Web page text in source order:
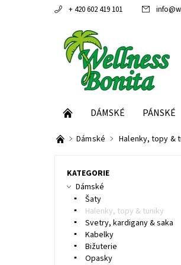
+ 420 602 419 101 info@
DÁMSKÉ PÁNSKÉ
Dámské Halenky, topy &
KATEGORIE
Dámské
Šaty
Halenky, topy & tuniky
Svetry, kardigany & saka
Kabelky
Bižuterie
Opasky